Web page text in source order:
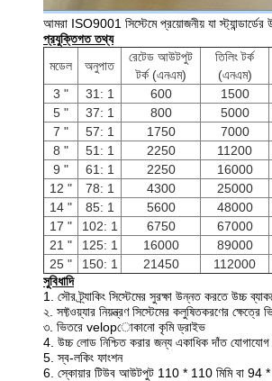
আমরা ISO9001 সিস্টেমে প্রয়োজনীয় যা
প্রযুক্তিগত তথ্য
মডেল
অনুপাত
রেটেড আউটপুট
টর্ক (এনএম)
তিলিং টর্ক
(এনএম)
3 "
31: 1 600 1500
5 "
37: 1 800 5000
7 "
57: 1 1750 7000
8 "
51: 1 2250 11200
9 "
61: 1 2250 16000
12 "
78: 1 4300 25000
14 "
85: 1 5600 48000
17 "
102: 1 6750 67000
21 "
125: 1 16000 89000
25 "
150: 1 21450 112000
সুবিধাদি
1. সৌর ট্র্যাকিং সিস্টেমের সুরক্ষা উন্নত করতে উচ্চ
২. সফ্টওয়্যার নিয়ন্ত্রণ সিস্টেমের কলুষিতকরণের ক্ষেত্রে
৩. ভিতরে velopোকানো কৃমি ড্রাইভ
4. উচ্চ লোড নিশ্চিত করার জন্য একাধিক দাঁত যোগাযোগ
5. স্ব-লকিং ফাংশন
6. স্কোয়ার টিউব আউটপুট 110 * 110 মিমি বা 94 *